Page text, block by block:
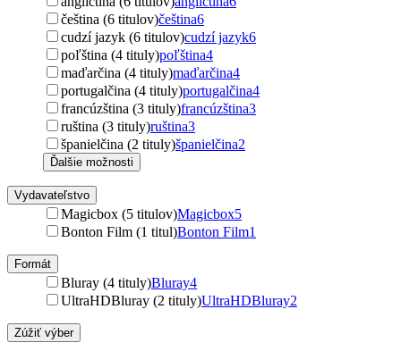
čeština (6 titulov)čeština6
cudzí jazyk (6 titulov)cudzí jazyk6
poľština (4 tituly)poľština4
maďarčina (4 tituly)maďarčina4
portugalčina (4 tituly)portugalčina4
francúzština (3 tituly)francúzština3
ruština (3 tituly)ruština3
španielčina (2 tituly)španielčina2
Ďalšie možnosti
Vydavateľstvo
Magicbox (5 titulov)Magicbox5
Bonton Film (1 titul)Bonton Film1
Formát
Bluray (4 tituly)Bluray4
UltraHDBluray (2 tituly)UltraHDBluray2
Zúžiť výber